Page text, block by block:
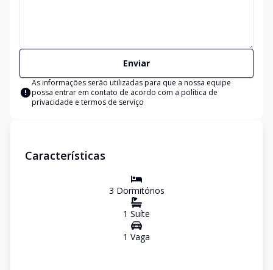
Enviar
As informações serão utilizadas para que a nossa equipe
possa entrar em contato de acordo com a política de
privacidade e termos de serviço
Características
3 Dormitórios
1 Suíte
1 Vaga